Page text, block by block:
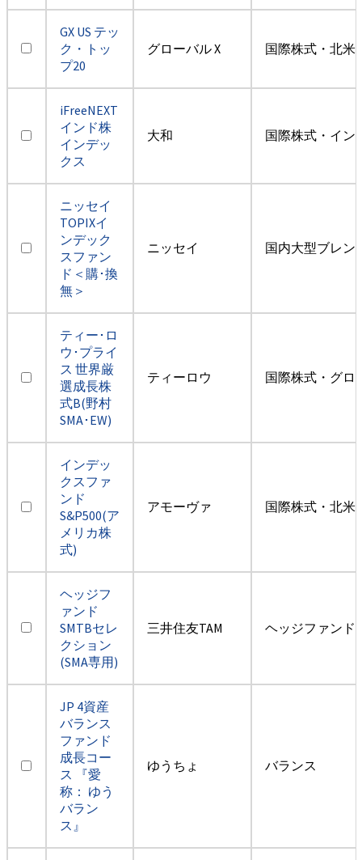
GX US テッ
ク・トッ
プ20
グローバル X 国際株式・北米
iFreeNEXT
インド株
インデッ
クス
大和 国際株式・イン
ニッセイ
TOPIXイ
ンデック
スファン
ド＜購･換
無＞
ニッセイ 国内大型ブレン
ティー･ロ
ウ･プライ
ス 世界厳
選成長株
式B(野村
SMA･EW)
ティーロウ 国際株式・グロ
インデッ
クスファ
ンド
S&P500(ア
メリカ株
式)
アモーヴァ 国際株式・北米
ヘッジフ
ァンド
SMTBセレ
クション
(SMA専用)
三井住友TAM ヘッジファンド
JP 4資産
バランス
ファンド
成長コー
ス 『愛
称： ゆう
バラン
ス』
ゆうちょ バランス